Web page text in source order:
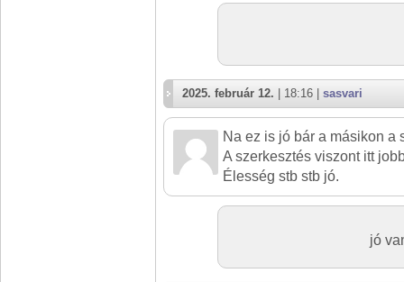
2025. február 12. | 18:16 | sasvari
Na ez is jó bár a másikon a
A szerkesztés viszont itt
Élesség stb stb jó.
jó